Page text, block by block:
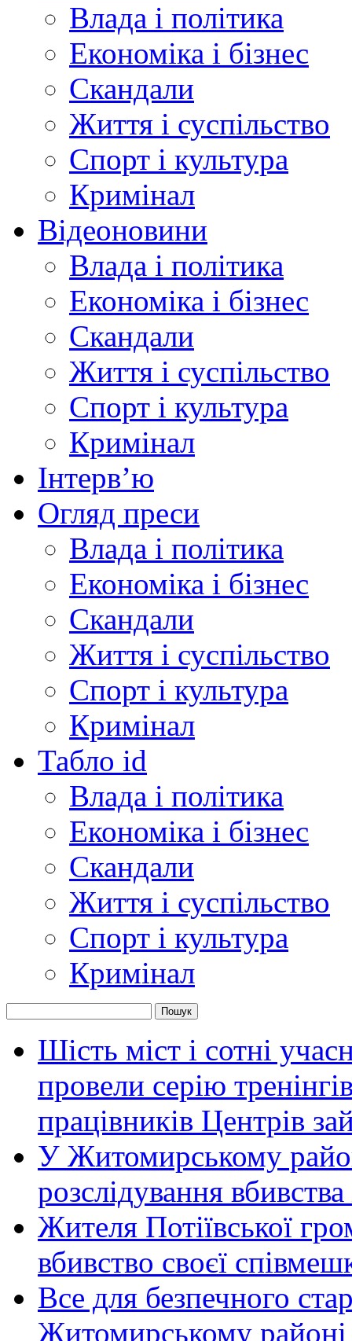
Влада і політика
Економіка і бізнес
Скандали
Життя і суспільство
Спорт і культура
Кримінал
Відеоновини
Влада і політика
Економіка і бізнес
Скандали
Життя і суспільство
Спорт і культура
Кримінал
Інтерв’ю
Огляд преси
Влада і політика
Економіка і бізнес
Скандали
Життя і суспільство
Спорт і культура
Кримінал
Табло id
Влада і політика
Економіка і бізнес
Скандали
Життя і суспільство
Спорт і культура
Кримінал
Шість міст і сотні
провели серію
працівників Центрів
У Житомирському
розслідування
Жителя Потіївської
вбивство своєї
Все для безпечного
Житомирському районі